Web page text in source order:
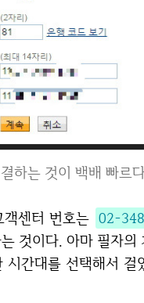
하는 것이 백배 빠르
객센터 번호는 02-
것이다. 아마 필자
간대를 선택해서